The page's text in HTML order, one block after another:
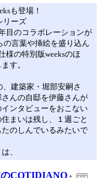
も登場！
リーズ
目のコラボレーションが
の言葉や挿絵を盛り込ん
様の特別版weeksのほ
す。
建築家・堀部安嗣さ
んの自邸を伊藤さんが
ンタビューをおこない
まいは残し、１週ごと
のしんでいるみたいで
、
COTIDIANO